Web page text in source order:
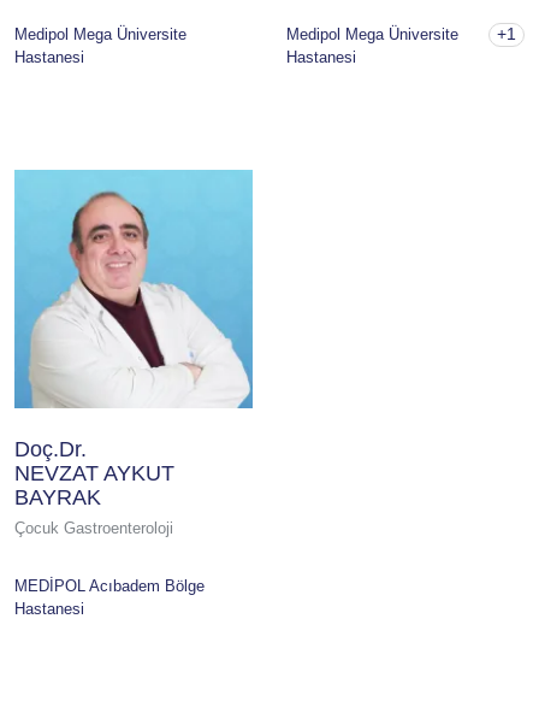
Medipol Mega Üniversite
Hastanesi
Medipol Mega Üniversite
Hastanesi
+1
Doç.Dr.
NEVZAT AYKUT
BAYRAK
Çocuk Gastroenteroloji
MEDİPOL Acıbadem Bölge
Hastanesi